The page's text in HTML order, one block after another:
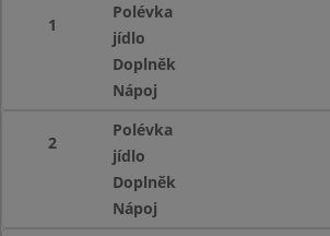
1
Polévka
jídlo
Doplněk
Nápoj
2
Polévka
jídlo
Doplněk
Nápoj